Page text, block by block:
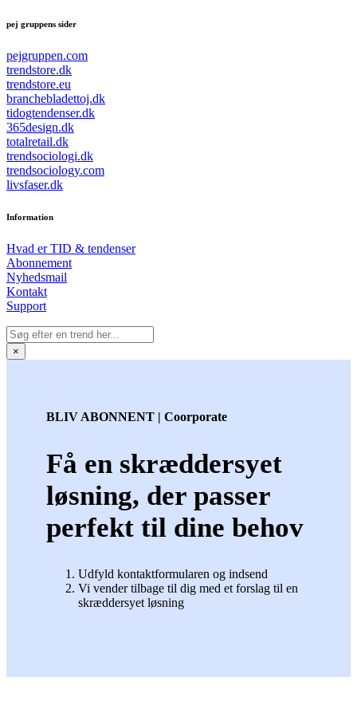
pej gruppens sider
pejgruppen.com
trendstore.dk
trendstore.eu
branchebladettoj.dk
tidogtendenser.dk
365design.dk
totalretail.dk
trendsociologi.dk
trendsociology.com
livsfaser.dk
Information
Hvad er TID & tendenser
Abonnement
Nyhedsmail
Kontakt
Support
×
BLIV ABONNENT | Coorporate
Få en skræddersyet
løsning, der passer
perfekt til dine behov
Udfyld kontaktformularen og indsend
Vi vender tilbage til dig med et forslag til en
skræddersyet løsning